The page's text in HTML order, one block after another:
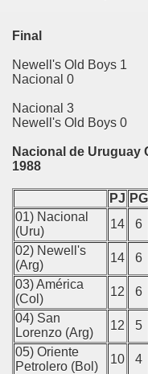
Final
Newell's Old Boys 1
Nacional 0
Nacional 3
Newell's Old Boys 0
Nacional de Uruguay
1988
PJ PG
01) Nacional
(Uru)
14 6
02) Newell's
(Arg)
14 6
03) América
(Col)
12 6
04) San
Lorenzo (Arg)
12 5
05) Oriente
Petrolero (Bol)
10 4